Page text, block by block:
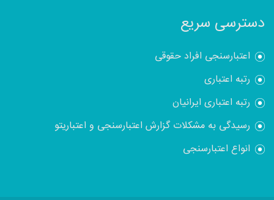
دسترسی سریع
اعتبارسنجی افراد حقوقی
رتبه اعتباری
رتبه اعتباری ایرانیان
رسیدگی به مشکلات گزارش اعتبارسنجی و اعتباریتو
انواع اعتبارسنجی